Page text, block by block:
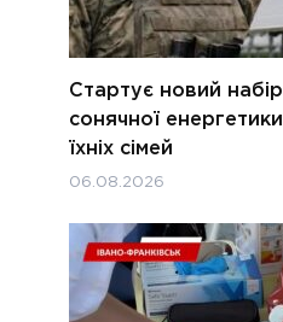
Стартує новий
сонячної
їхніх сімей
06.08.2026